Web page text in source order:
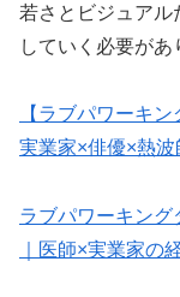
若さとビジュア
していく必要があ
【ラブパワーキ
実業家×俳優×熱
ラブパワーキン
｜医師×実業家の